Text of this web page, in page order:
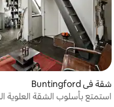
شقة في Buntingford
استمتع بأسلوب الشقة العلوية